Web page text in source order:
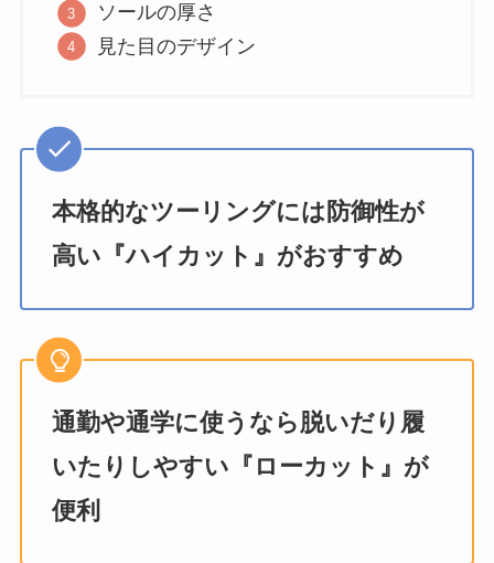
ソールの厚さ
見た目のデザイン
本格的なツーリングには防御性が
高い『ハイカット』がおすすめ
通勤や通学に使うなら脱いだり履
いたりしやすい『ローカット』が
便利